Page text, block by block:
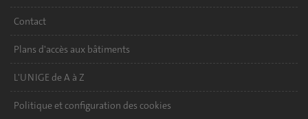
Contact
Plans d'accès aux bâtiments
L'UNIGE de A à Z
Politique et configuration des cookies